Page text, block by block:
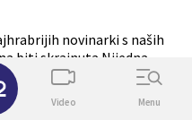
novinarki s naših
biti skrajnuta.Nijedna
njenih nalaza u oblasti
policijskom
za duga vremena, a
Video Menu